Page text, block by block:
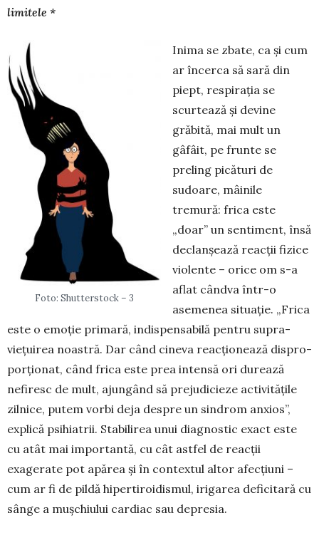
limitele *
Foto: Shutterstock – 3
Inima se zbate, ca și cum
ar încerca să sară din
piept, respirația se
scurtează și devine
grăbită, mai mult un
gâfâit, pe frunte se
preling picături de
sudoare, mâinile
tremură: frica este
„doar” un sentiment, însă
declanșează reacții fizice
vio­lente – orice om s-a
aflat când­va într-o
asemenea si­tuație. „Frica
este o emoție pri­mară, indispensabilă pentru supra­
viețuirea noastră. Dar când cineva reacționează dispro­
por­­­ționat, când frica este prea in­tensă ori durează
nefiresc de mult, ajungând să preju­dicieze activitățile
zilnice, putem vor­bi deja despre un sindrom an­xios”,
explică psihiatrii. Sta­bi­li­rea unui diagnostic e­xact este
cu atât mai impor­tantă, cu cât ast­fel de reacții
exagerate pot apărea și în contextul altor a­fec­­țiuni –
cum ar fi de pildă hiper­tiroidismul, irigarea defi­citară cu
sânge a mușchiului cardiac sau depresia.